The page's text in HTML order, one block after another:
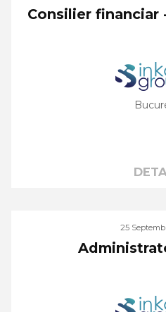
Consilier financiar
25